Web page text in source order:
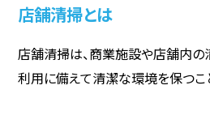
店舗清掃とは
店舗清掃は、商業施設や店舗内の
利用に備えて清潔な環境を保つこ